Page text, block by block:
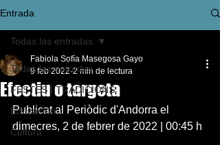
Entrada
Todas las entradas
FESTES I TRADICIONS
Educación
Cultura
Todas las entradas
Efectiu o targeta
Fabiola Sofía Masegosa Gayo
9 feb 2022 2 min de lectura
Publicat al Periòdic d'Andorra el
dimecres, 2 de febrer de 2022 | 00:45 h